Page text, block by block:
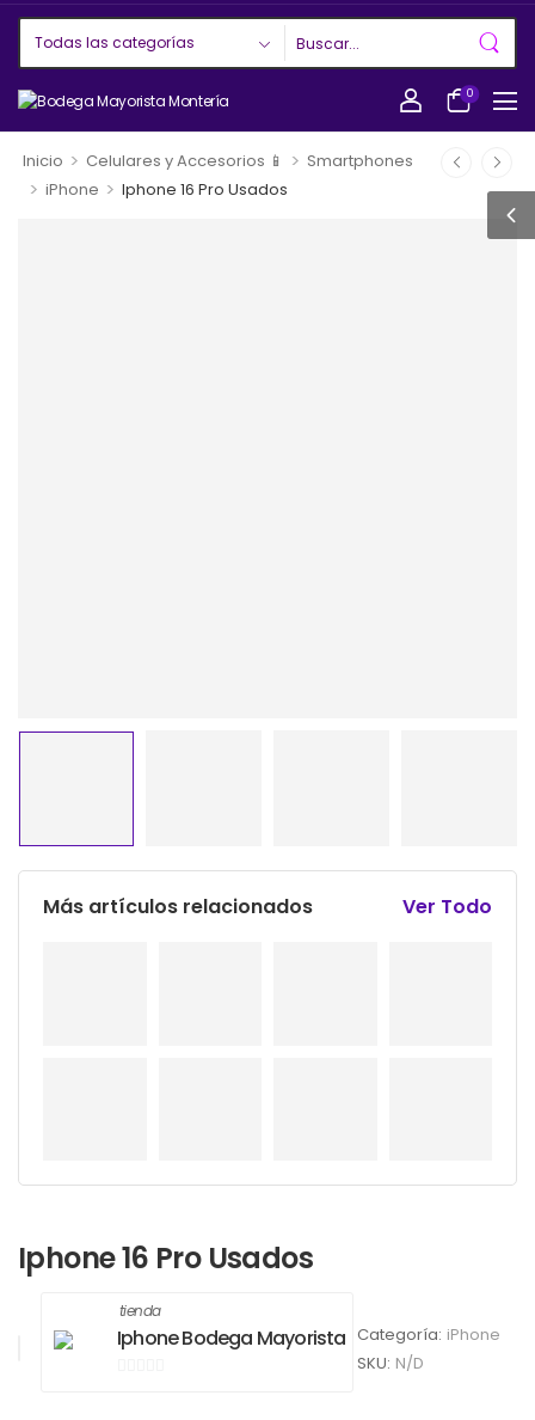
0
Inicio > Celulares y Accesorios 📱 > Smartphones
> iPhone > Iphone 16 Pro Usados
Más artículos relacionados Ver Todo
Iphone 16 Pro Usados
tienda
Iphone Bodega Mayorista Categoría: iPhone
SKU: N/D